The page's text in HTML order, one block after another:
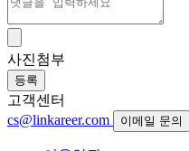
사진첨부
등록
고객센터
cs@linkareer.com
이메일 문의